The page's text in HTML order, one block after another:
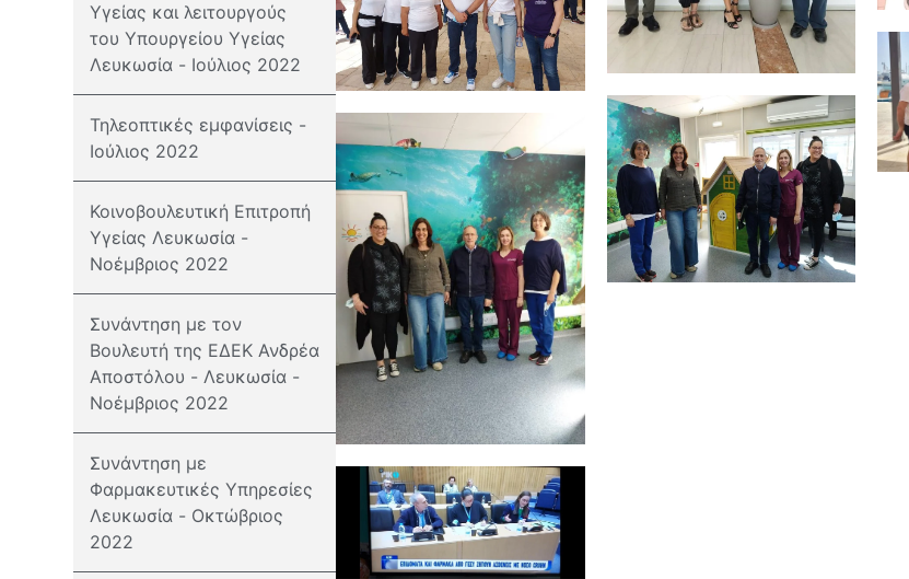
Υγείας και λειτουργούς
του Υπουργείου Υγείας
Λευκωσία - Ιούλιος 2022
Τηλεοπτικές εμφανίσεις -
Ιούλιος 2022
Κοινοβουλευτική Επιτροπή
Υγείας Λευκωσία -
Νοέμβριος 2022
Συνάντηση με τον
Βουλευτή της ΕΔΕΚ Ανδρέα
Αποστόλου - Λευκωσία -
Νοέμβριος 2022
Συνάντηση με
Φαρμακευτικές Υπηρεσίες
Λευκωσία - Οκτώβριος
2022